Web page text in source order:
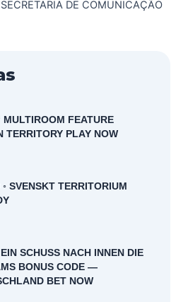
DE COMUNICAÇÃO
MULTIROOM FEATURE
TERRITORY PLAY NOW
SVENSKT TERRITORIUM
SCHUSS NACH INNEN DIE
BONUS CODE —
BET NOW